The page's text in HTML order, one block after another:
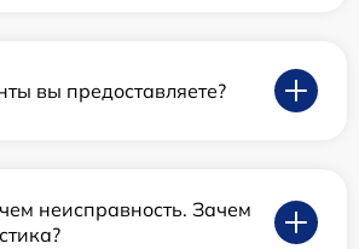
вы предоставляете?
неисправность. Зачем